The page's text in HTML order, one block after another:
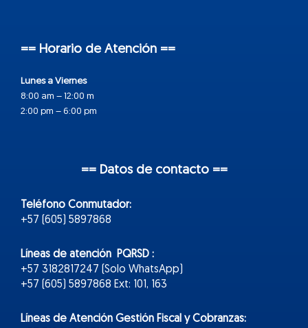
== Horario de Atención ==
Lunes a Viernes
8:00 am – 12:00 m
2:00 pm – 6:00 pm
== Datos de contacto ==
Teléfono Conmutador:
+57 (605) 5897868
Líneas de atención PQRSD :
+57 3182817247 (Solo WhatsApp)
+57 (605) 5897868 Ext: 101, 163
Líneas de Atención Gestión Fiscal y Cobranzas: